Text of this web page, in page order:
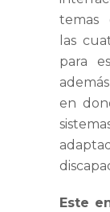
temas
las
para
en
Este